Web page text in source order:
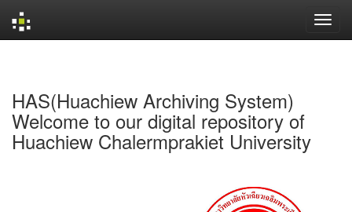
HAS(Huachiew Archiving System)
Welcome to our digital repository of
Huachiew Chalermprakiet University